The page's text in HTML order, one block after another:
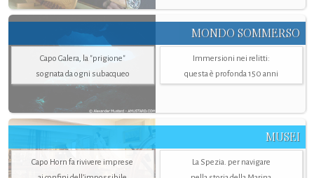
MONDO SOMMERSO
Capo Galera, la "prigione"
sognata da ogni subacqueo
Immersioni nei relitti:
questa è profonda 150 anni
MUSEI
Capo Horn fa rivivere imprese
La Spezia. per navigare